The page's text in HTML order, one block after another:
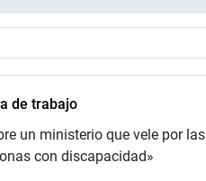
de trabajo
un ministerio que vele por las
con discapacidad»